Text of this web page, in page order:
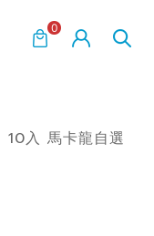
0
10入 馬卡龍自選